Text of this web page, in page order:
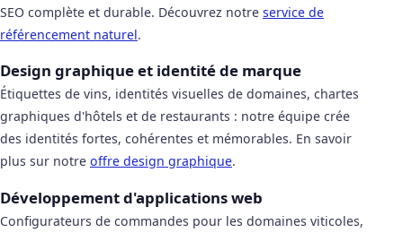
SEO complète et durable. Découvrez notre service de
référencement naturel.
Design graphique et identité de marque
Étiquettes de vins, identités visuelles de domaines, chartes
graphiques d'hôtels et de restaurants : notre équipe crée
des identités fortes, cohérentes et mémorables. En savoir
plus sur notre offre design graphique.
Développement d'applications web
Configurateurs de commandes pour les domaines viticoles,